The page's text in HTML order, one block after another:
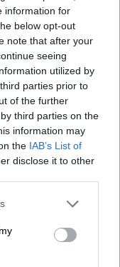
information for
below opt-out
note that after your
seeing
utilized by
parties prior to
of the further
third parties on the
information may
the IAB’s List of
disclose it to other
or more Google
You may click to
party tags to
in below Google
ξεκινά το
της
τα δυτικά
και τις
τον
δυσμάς, γύρω
να καταλήξει
των διωγμών,
Πολέμου και